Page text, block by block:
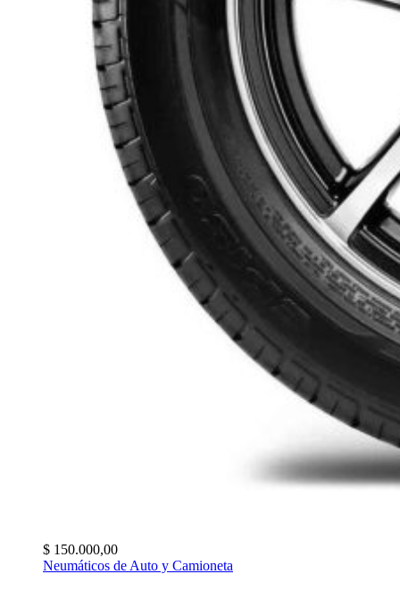
$ 150.000,00
Neumáticos de Auto y Camioneta